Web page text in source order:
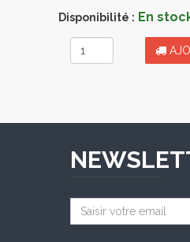
Disponibilité : En